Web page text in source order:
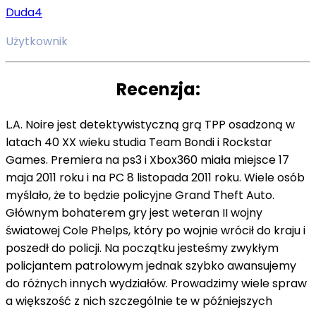
Duda4
Użytkownik
Recenzja:
L.A. Noire jest detektywistyczną grą TPP osadzoną w
latach 40 XX wieku studia Team Bondi i Rockstar
Games. Premiera na ps3 i Xbox360 miała miejsce 17
maja 2011 roku i na PC 8 listopada 2011 roku. Wiele osób
myślało, że to będzie policyjne Grand Theft Auto.
Głównym bohaterem gry jest weteran II wojny
światowej Cole Phelps, który po wojnie wrócił do kraju i
poszedł do policji. Na początku jesteśmy zwykłym
policjantem patrolowym jednak szybko awansujemy
do różnych innych wydziałów. Prowadzimy wiele spraw
a większość z nich szczególnie te w późniejszych